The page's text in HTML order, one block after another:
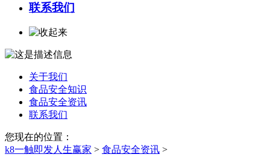
联系我们
关于我们
食品安全知识
食品安全资讯
联系我们
您现在的位置：
k8一触即发人生赢家 > 食品安全资讯 >